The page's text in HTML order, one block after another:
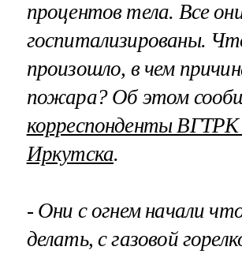
процентов тела. Все
госпитализированы.
произошло, в чем
пожара? Об этом
корреспонденты ВГТРК
Иркутска.
- Они с огнем начали
делать, с газовой